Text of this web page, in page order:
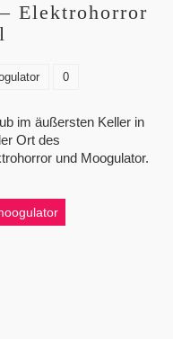
Elektrohorror
0
im äußersten Keller in
Ort des
und Moogulator.